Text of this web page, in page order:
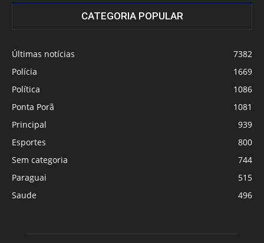
CATEGORIA POPULAR
Últimas notícias
7382
Polícia
1669
Política
1086
Ponta Porã
1081
Principal
939
Esportes
800
Sem categoria
744
Paraguai
515
Saude
496